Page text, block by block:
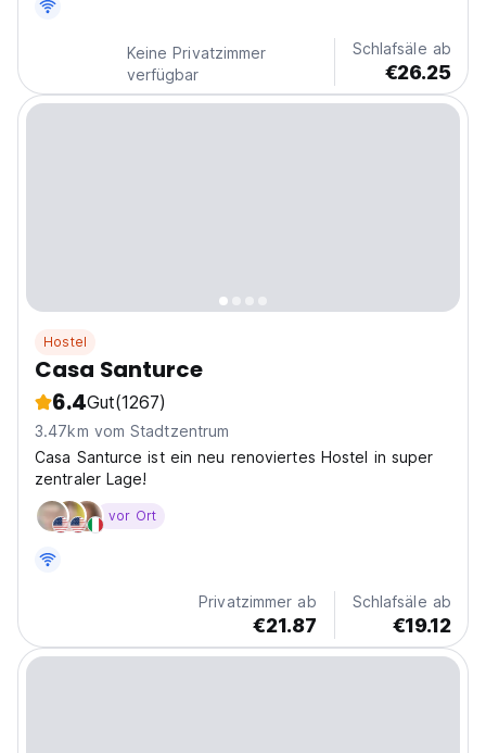
Keine Privatzimmer
verfügbar
Schlafsäle ab
€26.25
Hostel
Casa Santurce
6.4Gut(1267)
3.47km vom Stadtzentrum
Casa Santurce ist ein neu renoviertes Hostel in super
zentraler Lage!
vor Ort
Privatzimmer ab
€21.87
Schlafsäle ab
€19.12